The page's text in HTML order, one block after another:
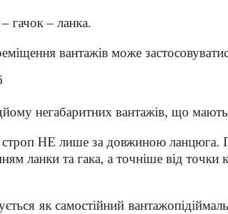
гачок – ланка.
вантажів може
негабаритних вантажів, що
НЕ лише за довжиною ланцюга.
ланки та гака, а точніше від точки
як самостійний